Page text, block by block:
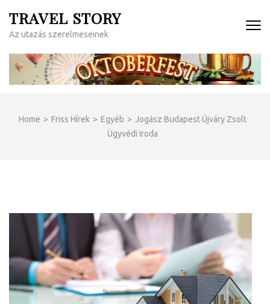
content
Enter)
TRAVEL STORY
Az utazás szerelmeseinek
Home > Friss Hírek > Egyéb > Jogász Budapest Újváry Zsolt
Ügyvédi Iroda